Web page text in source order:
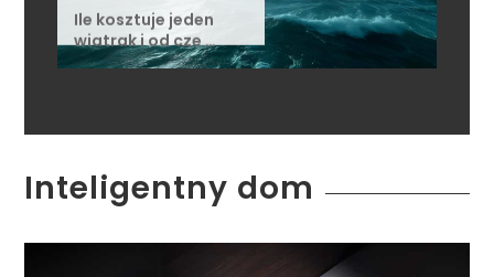
Ile kosztuje jeden
wiatrak i od cze …
Inteligentny dom